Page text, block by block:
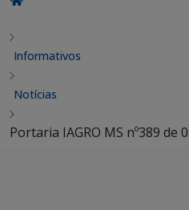
Informativos
Notícias
Portaria IAGRO MS nº389 de